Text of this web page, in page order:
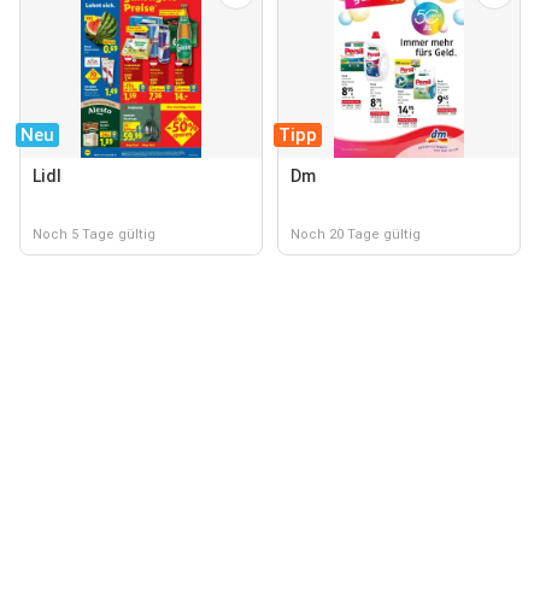
Neu
Lidl
Noch 5 Tage gültig
Tipp
Dm
Noch 20 Tage gültig